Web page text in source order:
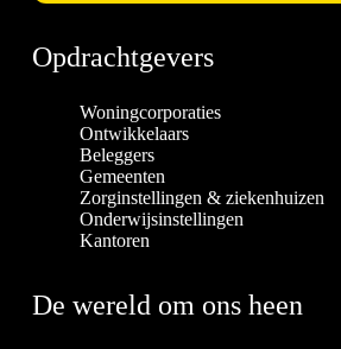
Opdrachtgevers
Woningcorporaties
Ontwikkelaars
Beleggers
Gemeenten
Zorginstellingen & ziekenhuizen
Onderwijsinstellingen
Kantoren
De wereld om ons heen